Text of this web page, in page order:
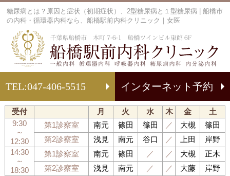
糖尿病とは？原因と症状（初期症状）、2型糖尿病と１型糖尿病 | 船橋市
の内科・循環器内科なら、船橋駅前内科クリニック｜女医
TEL:047-406-5515 インターネット予約
受付 月 火 水 木 金
土
9:30
～
12:30
第1診察室 南元 篠田 篠田 ／ 大槻
篠田
第2診察室
浅見 南元 谷口 ／ 上田
岸野
14:30
～
18:30
第1診察室 南元 篠田 ／ ／ 大槻
正木
第2診察室
浅見 南元 ／ ／ 大藤 岸野